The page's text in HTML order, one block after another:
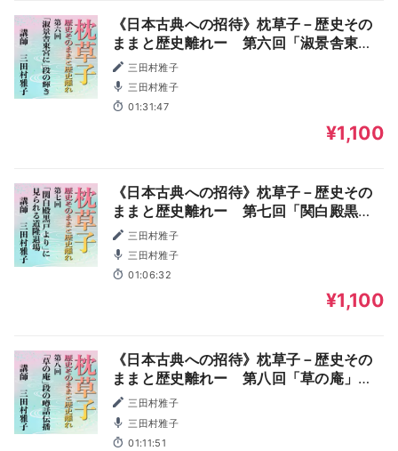
《日本古典への招待》枕草子－歴史その
ままと歴史離れー 第六回「淑景舎東宮
に」段の輝き
三田村雅子
三田村雅子
01:31:47
¥1,100
《日本古典への招待》枕草子－歴史その
ままと歴史離れー 第七回「関白殿黒戸
より」に見られる道隆退場
三田村雅子
三田村雅子
01:06:32
¥1,100
《日本古典への招待》枕草子－歴史その
ままと歴史離れー 第八回「草の庵」段
の噂話伝播
三田村雅子
三田村雅子
01:11:51